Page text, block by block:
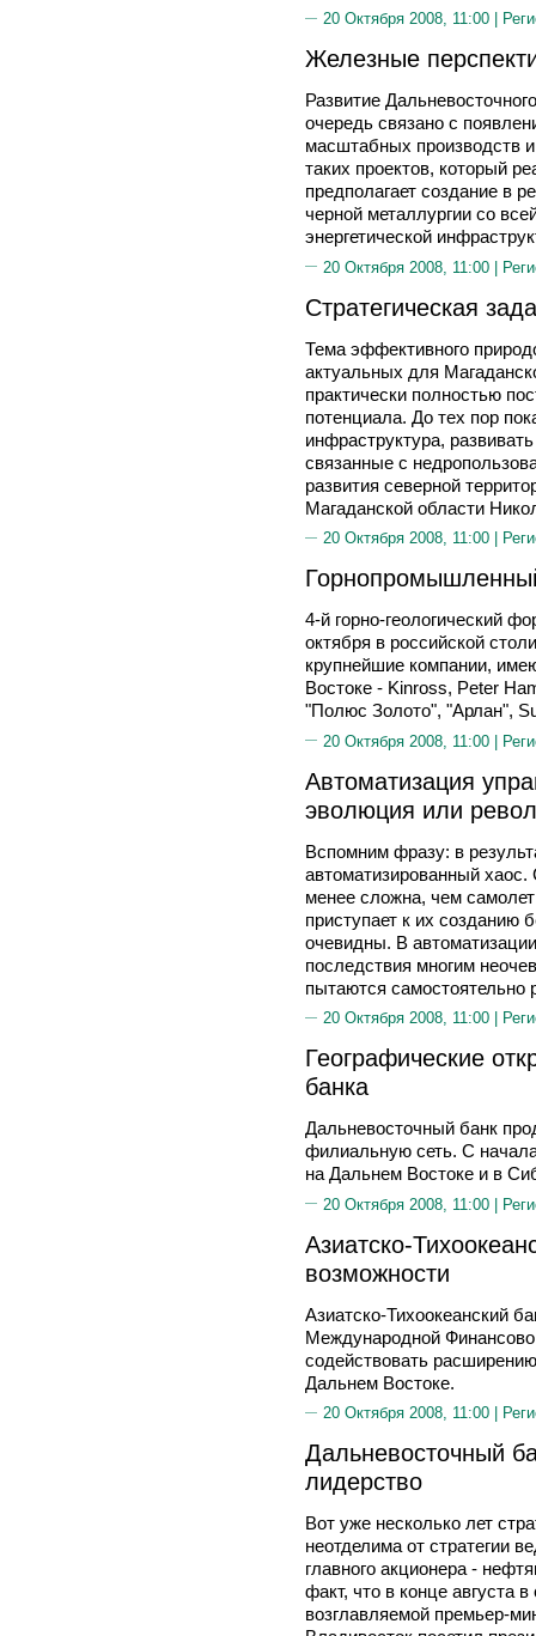
20 Октября 2008, 11:00 |
Железные
Развитие
очередь связано с
масштабных производств
таких проектов, который
предполагает создание в
черной металлургии со
энергетической
20 Октября 2008, 11:00 |
Стратегическая
Тема эффективного
актуальных для
практически полностью
потенциала. До тех пор
инфраструктура,
связанные с
развития северной
Магаданской области
20 Октября 2008, 11:00 |
4-й горно-геологический
октября в российской
крупнейшие компании,
Востоке - Kinross, Peter
"Полюс Золото", "Арлан",
20 Октября 2008, 11:00 |
Автоматизация
эволюция или
Вспомним фразу: в
автоматизированный
менее сложна, чем
приступает к их созданию
очевидны. В
последствия многим
пытаются самостоятельно
20 Октября 2008, 11:00 |
Географические
банка
Дальневосточный банк
филиальную сеть. С
на Дальнем Востоке и в
20 Октября 2008, 11:00 |
Азиатско-
возможности
Азиатско-Тихоокеанский
Международной
содействовать
Дальнем Востоке.
20 Октября 2008, 11:00 |
Дальневосточный
лидерство
Вот уже несколько лет
неотделима от стратегии
главного акционера -
факт, что в конце августа
возглавляемой премьер-